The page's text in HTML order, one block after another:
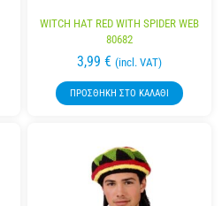
WITCH HAT RED WITH SPIDER WEB
80682
3,99 € (incl. VAT)
ΠΡΟΣΘΉΚΗ ΣΤΟ ΚΑΛΆΘΙ